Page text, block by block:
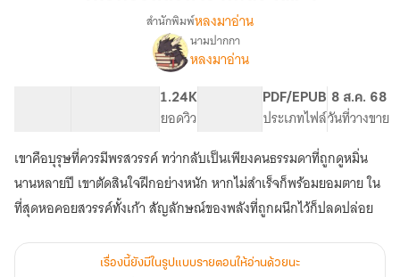
เรื่อง
จักรพรรดิ
สำนักพิมพ์หลงมาอ่าน
นามปากกา
หลงมาอ่าน
1.24K
ยอดวิว
PDF/EPUB
ประเภทไฟล์
8 ส.ค. 68
วันที่วางขาย
เขาคือบุรุษที่ควรมีพรสวรรค์ ทว่ากลับเป็นเพียงคนธรรมดาที่ถูกดูหมิ่น
นานหลายปี เขาตัดสินใจฝึกอย่างหนัก หากไม่สำเร็จก็พร้อมยอมตาย ใน
ที่สุดหอคอยสวรรค์ทั้งเก้า สัญลักษณ์ของพลังที่ถูกผนึกไว้ก็ปลดปล่อย
เรื่องนี้ยังมีในรูปแบบรายตอนให้อ่านด้วยนะ